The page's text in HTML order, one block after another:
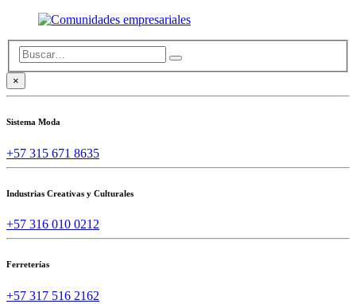
×
Sistema Moda
+57 315 671 8635
Industrias Creativas y Culturales
+57 316 010 0212
Ferreterías
+57 317 516 2162